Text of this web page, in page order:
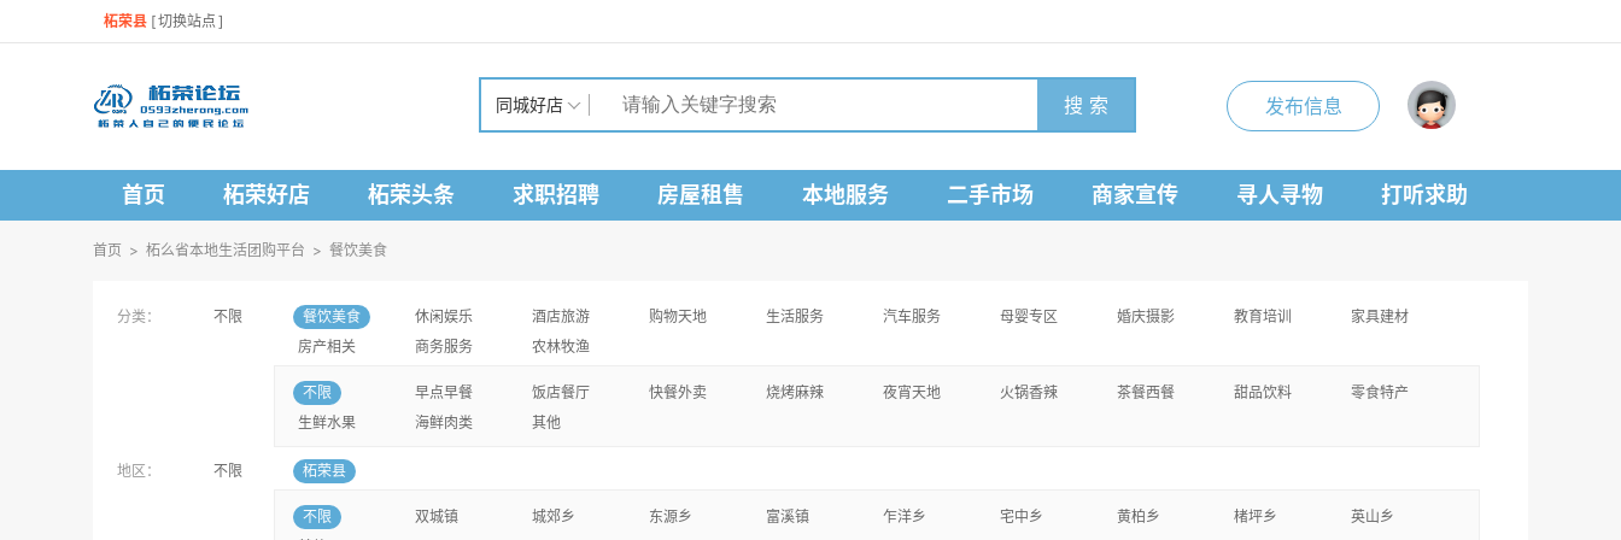
柘荣县 [切换站点 ]
同城好店 搜 索 发布信息
首页 柘荣好店 柘荣头条 求职招聘 房屋租售 本地服务 二手市场 商家宣传 寻人寻物 打听求助
首页 > 柘么省本地生活团购平台 > 餐饮美食
分类： 不限 餐饮美食 休闲娱乐 酒店旅游 购物天地 生活服务 汽车服务 母婴专区 婚庆摄影 教育培训
家具建材
房产相关
商务服务 农林牧渔
不限 早点早餐 饭店餐厅 快餐外卖 烧烤麻辣 夜宵天地 火锅香辣 茶餐西餐 甜品饮料
零食特产
生鲜水果
海鲜肉类 其他
地区： 不限 柘荣县
不限 双城镇 城郊乡 东源乡 富溪镇 乍洋乡 宅中乡 黄柏乡 楮坪乡
英山乡